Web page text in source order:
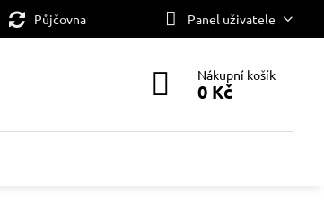
Půjčovna Panel uživatele
Nákupní košík
0 Kč